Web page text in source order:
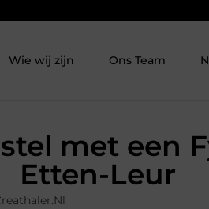
Wie wij zijn Ons Team
met een
Etten-Leur